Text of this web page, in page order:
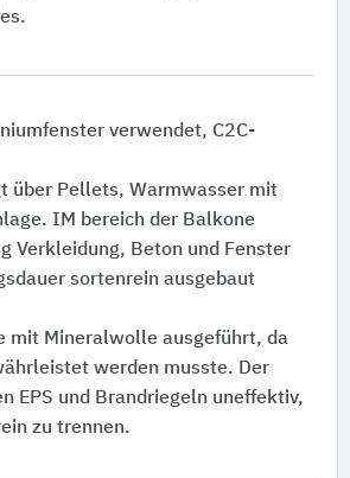
verwendet, C2C-
über Pellets, Warmwasser mit
IM bereich der Balkone
Verkleidung, Beton und Fenster
sortenrein ausgebaut
mit Mineralwolle ausgeführt, da
werden musste. Der
EPS und Brandriegeln uneffektiv,
zu trennen.